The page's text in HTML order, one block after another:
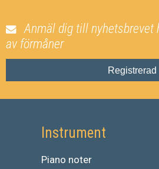
Anmäl dig till nyhetsbrevet
av förmåner
Registrerad
Instrument
Piano noter